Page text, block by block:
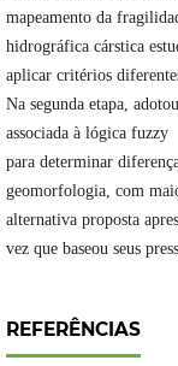
mapeamento da
hidrográfica cárstica
aplicar critérios
Na segunda etapa,
associada à lógica fuzzy
para determinar
geomorfologia, com
alternativa proposta
vez que baseou seus
REFERÊNCIAS